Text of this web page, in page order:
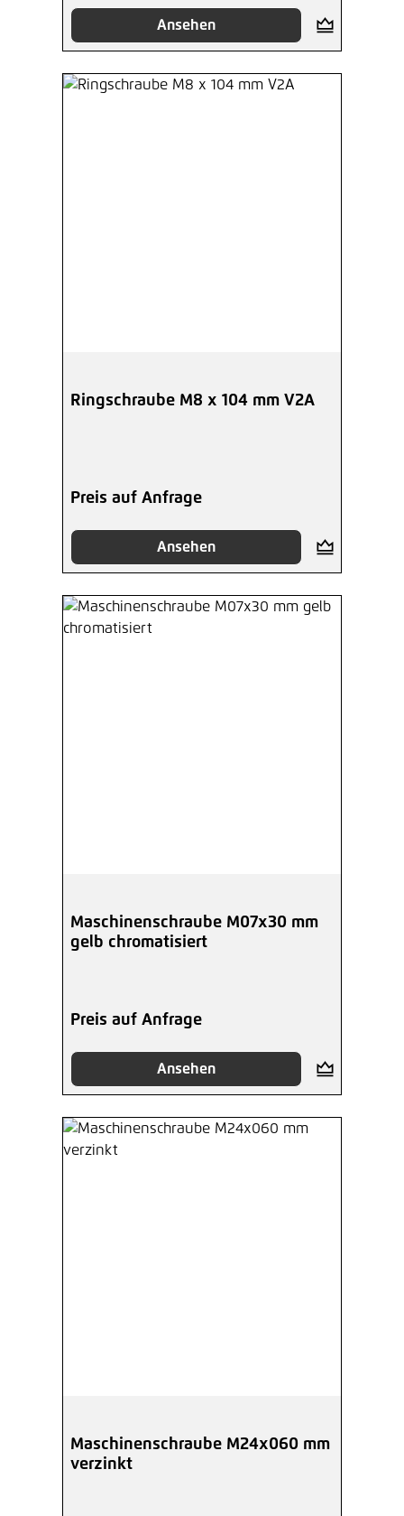
Ansehen
Ringschraube M8 x 104 mm V2A
Preis auf Anfrage
Ansehen
Maschinenschraube M07x30 mm
gelb chromatisiert
Preis auf Anfrage
Ansehen
Maschinenschraube M24x060 mm
verzinkt